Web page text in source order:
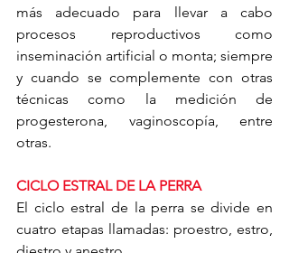
más adecuado para llevar a cabo
procesos reproductivos como
inseminación artificial o monta; siempre
y cuando se complemente con otras
técnicas como la medición de
progesterona, vaginoscopía, entre
otras.
CICLO ESTRAL DE LA PERRA
El ciclo estral de la perra se divide en
cuatro etapas llamadas: proestro, estro,